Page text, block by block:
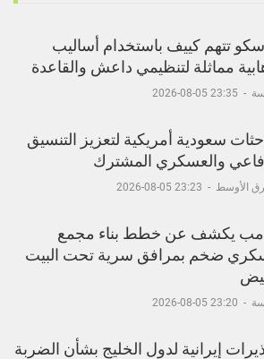
تتهم كييف باستخدام أساليب
مماثلة لتنظيمي داعش والقاعدة
-
23:35 05-08-2026
سعودية أمريكية لتعزيز التنسيق
والعسكري المشترك
الأوسط -
23:23 05-08-2026
يكشف عن خطط بناء مجمع
ضخم بمرافق سرية تحت البيت
-
23:20 05-08-2026
إيرانية لدول الخليج بشأن الضربة